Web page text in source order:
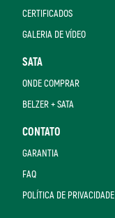
CERTIFICADOS
GALERIA DE VÍDEO
SATA
ONDE COMPRAR
BELZER + SATA
CONTATO
GARANTIA
FAQ
POLÍTICA DE PRIVACIDADE